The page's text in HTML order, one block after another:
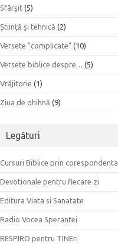
Sfârşit (5)
Ştiinţă şi tehnică (2)
Versete "complicate" (10)
Versete biblice despre… (5)
Vrăjitorie (1)
Ziua de ohihnă (9)
Legături
Cursuri Biblice prin corespondenta
Devotionale pentru fiecare zi
Editura Viata si Sanatate
Radio Vocea Sperantei
RESPIRO pentru TINEri